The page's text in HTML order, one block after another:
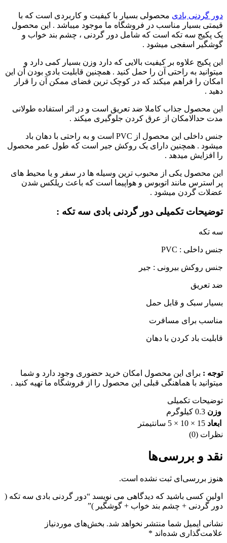
دور گردنی بادی محصولی بسیار با کیفیت و کاربردی است که با
قیمتی بسیار مناسب در فروشگاه ما موجود میباشد . این محصول
یک پکیج سه تکه است که شامل دور گردنی ، چشم بند خواب و
گوشگیر اسفجی میشود .
این پکیج علاوه بر کیفیت بالایی که دارد وزن بسیار کمی دارد و
میتوانید به راحتی آن را حمل کنید . همچنین قابلیت بادی بودن آن این
امکان را فراهم میکند که در کوچک ترین فضای ممکن آن را قرار
دهید .
این محصول جذاب کاملا ضد تعریق است و در اثر استفاده طولانی
مدت حدالامکان از عرق کردن جلوگیری میکند .
جنس داخلی این محصول از PVC است و به راحتی با دهان باد
میشود . همچنین دارای یک روکش جیر است که طول عمر محصول
را افزایش میدهد .
این محصول یکی از محبوب ترین وسیله ها در سفر و یا محیط های
پر استرس مانند اتوبوس و هواپیما است که باعث ریلکس شدن
عضلات گردن میشود .
توضیحات تکمیلی دور گردنی بادی سه تکه :
سه تکه
جنس داخلی : PVC
جنس روکش بیرونی : جیر
ضد تعریق
بسیار سبک و قابل حمل
مناسب برای مسافرت
قابلیت باد کردن با دهان
توجه : برای این محصول امکان خرید حضوری وجود دارد و شما
میتوانید با هماهنگی قبلی این محصول را از فروشگاه ما تهیه کنید .
توضیحات تکمیلی
وزن 0.3 کیلوگرم
ابعاد 15 × 10 × 5 سانتیمتر
نظرات (0)
نقد و بررسی‌ها
هنوز بررسی‌ای ثبت نشده است.
اولین کسی باشید که دیدگاهی می نویسد “دور گردنی بادی سه تکه (
دور گردنی + چشم بند خواب + گوشگیر )”
نشانی ایمیل شما منتشر نخواهد شد. بخش‌های موردنیاز
علامت‌گذاری شده‌اند *